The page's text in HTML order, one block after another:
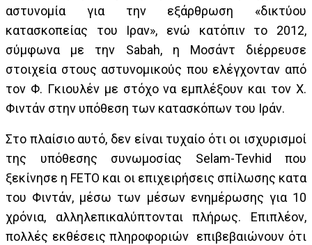
αστυνομία για την εξάρθρωση «δικτύου
κατασκοπείας του Ιραν», ενώ κατόπιν το 2012,
σύμφωνα με την Sabah, η Μοσάντ διέρρευσε
στοιχεία στους αστυνομικούς που ελέγχονταν από
τον Φ. Γκιουλέν με στόχο να εμπλέξουν και τον Χ.
Φιντάν στην υπόθεση των κατασκόπων του Ιράν.
Στο πλαίσιο αυτό, δεν είναι τυχαίο ότι οι ισχυρισμοί
της υπόθεσης συνωμοσίας Selam-Tevhid που
ξεκίνησε η FETΟ και οι επιχειρήσεις σπίλωσης κατα
του Φιντάν, μέσω των μέσων ενημέρωσης για 10
χρόνια, αλληλεπικαλύπτονται πλήρως. Επιπλέον,
πολλές εκθέσεις πληροφοριών επιβεβαιώνουν ότι